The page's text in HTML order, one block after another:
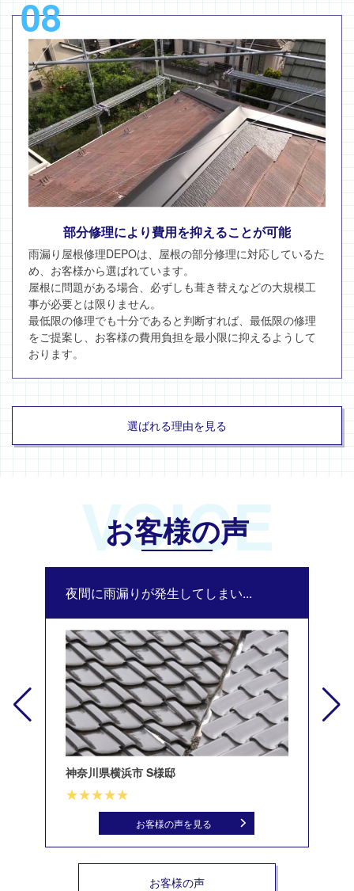
08
部分修理により費用を抑えることが可能
雨漏り屋根修理DEPOは、屋根の部分修理に対応しているた
め、お客様から選ばれています。
屋根に問題がある場合、必ずしも葺き替えなどの大規模工
事が必要とは限りません。
最低限の修理でも十分であると判断すれば、最低限の修理
をご提案し、お客様の費用負担を最小限に抑えるようして
おります。
選ばれる理由を見る
VOICE
お客様の声
夜間に雨漏りが発生してしまい...
神奈川県横浜市 S様邸
お客様の声を見る
お客様の声